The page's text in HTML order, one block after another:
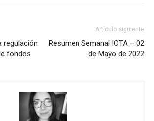
regulación
fondos
Artículo siguiente
Resumen Semanal IOTA – 02
de Mayo de 2022